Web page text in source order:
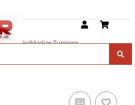
für Tischkicker Turniere